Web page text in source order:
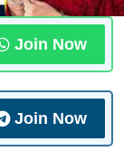
Join Now
Join Now